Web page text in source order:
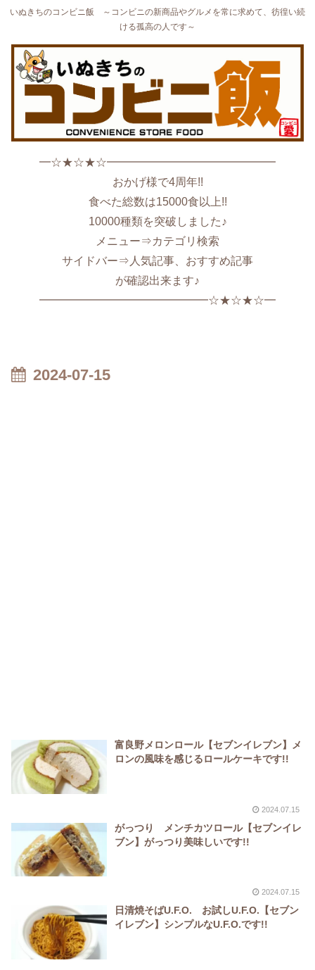
いぬきちのコンビニ飯 ～コンビニの新商品やグルメを常に求めて、彷徨い続
ける孤高の人です～
━☆★☆★☆━━━━━━━━━━━━━━━
おかげ様で4周年!!
食べた総数は15000食以上!!
10000種類を突破しました♪
メニュー⇒カテゴリ検索
サイドバー⇒人気記事、おすすめ記事
が確認出来ます♪
━━━━━━━━━━━━━━━☆★☆★☆━
2024-07-15
富良野メロンロール【セブンイレブン】メ
ロンの風味を感じるロールケーキです!!
2024.07.15
がっつり メンチカツロール【セブンイレ
ブン】がっつり美味しいです!!
2024.07.15
日清焼そばU.F.O. お試しU.F.O.【セブン
イレブン】シンプルなU.F.O.です!!